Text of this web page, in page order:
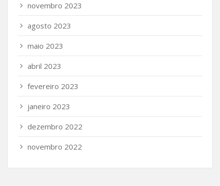
novembro 2023
agosto 2023
maio 2023
abril 2023
fevereiro 2023
janeiro 2023
dezembro 2022
novembro 2022